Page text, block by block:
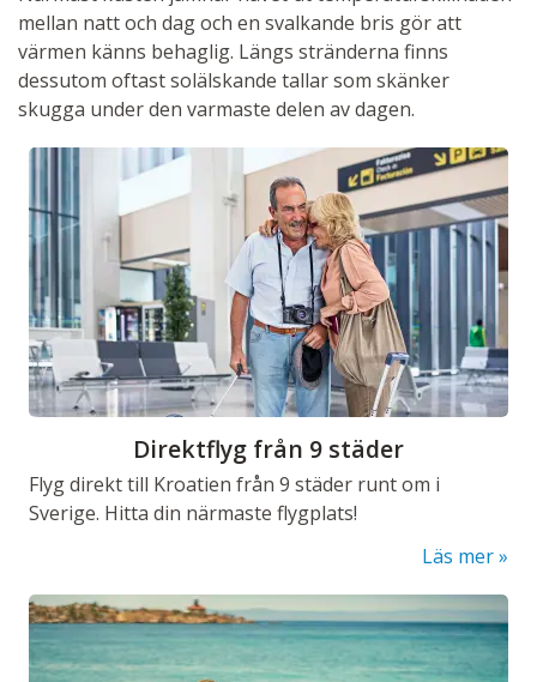
mellan natt och dag och en svalkande bris gör att
värmen känns behaglig. Längs stränderna finns
dessutom oftast solälskande tallar som skänker
skugga under den varmaste delen av dagen.
Direktflyg från 9 städer
Flyg direkt till Kroatien från 9 städer runt om i
Sverige. Hitta din närmaste flygplats!
Läs mer